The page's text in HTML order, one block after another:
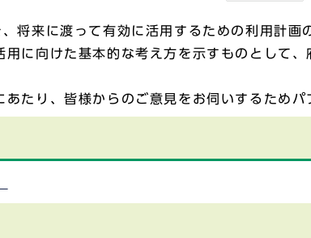
将来に渡って有効に活用するための利用計画
に向けた基本的な考え方を示すものとして
たり、皆様からのご意見をお伺いするためパ